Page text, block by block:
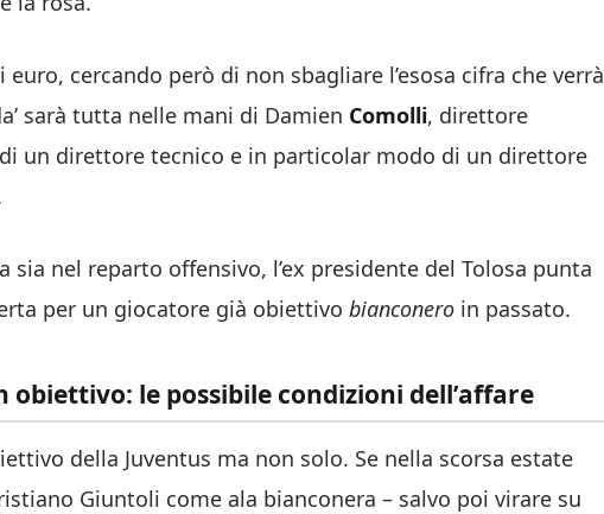
cercando però di non sbagliare l’esosa cifra che verrà
sarà tutta nelle mani di Damien Comolli, direttore
un direttore tecnico e in particolar modo di un direttore
nel reparto offensivo, l’ex presidente del Tolosa punta
per un giocatore già obiettivo bianconero in passato.
obiettivo: le possibile condizioni dell’affare
della Juventus ma non solo. Se nella scorsa estate
Giuntoli come ala bianconera – salvo poi virare su